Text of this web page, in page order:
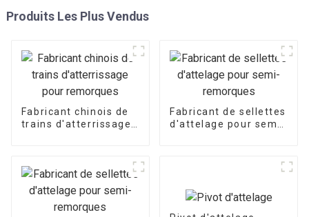
Produits Les Plus Vendus
Fabricant chinois de
trains d'atterrissage
Fabricant de sellettes
d'attelage pour semi-